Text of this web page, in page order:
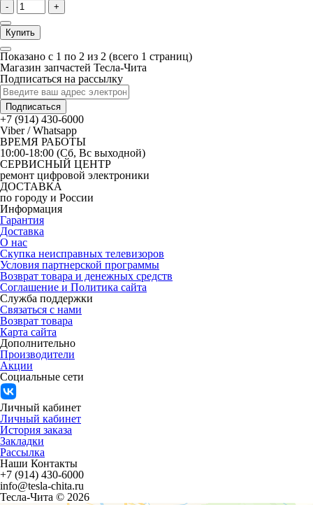
- +
Купить
Показано с 1 по 2 из 2 (всего 1 страниц)
Магазин запчастей Тесла-Чита
Подписаться на рассылку
Подписаться
+7 (914) 430-6000
Viber / Whatsapp
ВРЕМЯ РАБОТЫ
10:00-18:00 (Сб, Вс выходной)
СЕРВИСНЫЙ ЦЕНТР
ремонт цифровой электроники
ДОСТАВКА
по городу и России
Информация
Гарантия
Доставка
О нас
Скупка неисправных телевизоров
Условия партнерской программы
Возврат товара и денежных средств
Соглашение и Политика сайта
Служба поддержки
Связаться с нами
Возврат товара
Карта сайта
Дополнительно
Производители
Акции
Социальные сети
Личный кабинет
Личный кабинет
История заказа
Закладки
Рассылка
Наши Контакты
+7 (914) 430-6000
info@tesla-chita.ru
Тесла-Чита © 2026